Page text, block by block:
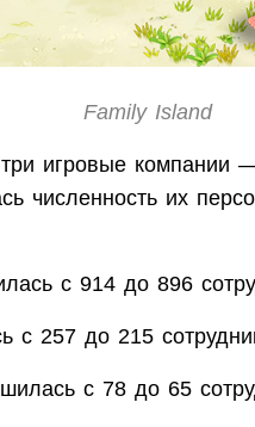
Family Island
игровые компании
численность их
с 914 до 896
с 257 до 215
с 78 до 65